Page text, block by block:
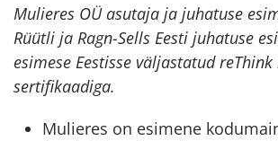
Mulieres OÜ asutaja ja juhatuse
Rüütli ja Ragn-Sells Eesti juhatuse
esimese Eestisse väljastatud
sertifikaadiga.
Mulieres on esimene